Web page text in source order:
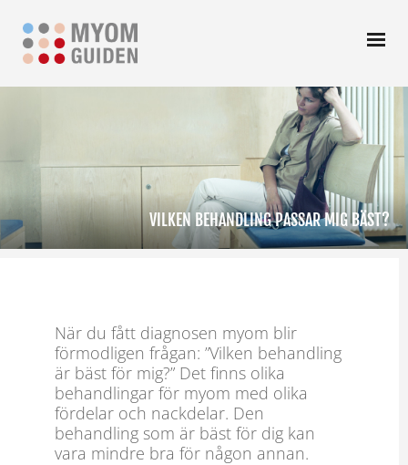
VILKEN BEHANDLING PASSAR MIG BÄST?
När du fått diagnosen myom blir
förmodligen frågan: ”Vilken behandling
är bäst för mig?” Det finns olika
behandlingar för myom med olika
fördelar och nackdelar. Den
behandling som är bäst för dig kan
vara mindre bra för någon annan.